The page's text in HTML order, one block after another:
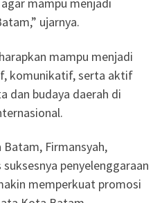
mampu menjadi
ujarnya.
mampu menjadi
komunikatif, serta aktif
dan budaya daerah di
Firmansyah,
penyelenggaraan
memperkuat promosi